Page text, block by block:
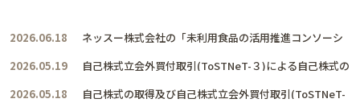
2026.06.18 ネッスー株式会社の「未利用食品の活用推進コンソーシ
2026.05.19
自己株式立会外買付取引(ToSTNeT-３)による自己株式の
2026.05.18
自己株式の取得及び自己株式立会外買付取引(ToSTNeT-